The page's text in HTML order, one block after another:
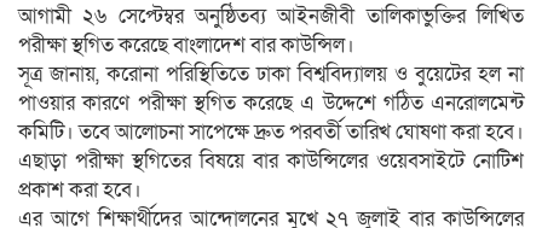
আগামী ২৬ সেপ্টেম্বর অনুষ্ঠিতব্য আইনজীবী তালিকাভুক্তির লিখিত
পরীক্ষা স্থগিত করেছে বাংলাদেশ বার কাউন্সিল।
সূত্র জানায়, করোনা পরিস্থিতিতে ঢাকা বিশ্ববিদ্যালয় ও বুয়েটের হল না
পাওয়ার কারণে পরীক্ষা স্থগিত করেছে এ উদ্দেশে গঠিত এনরোলমেন্ট
কমিটি। তবে আলোচনা সাপেক্ষে দ্রুত পরবর্তী তারিখ ঘোষণা করা হবে।
এছাড়া পরীক্ষা স্থগিতের বিষয়ে বার কাউন্সিলের ওয়েবসাইটে নোটিশ
প্রকাশ করা হবে।
এর আগে শিক্ষার্থীদের আন্দোলনের মুখে ২৭ জুলাই বার কাউন্সিলের